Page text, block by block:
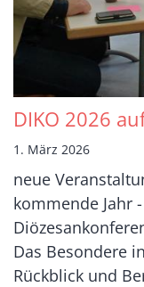
DIKO 2026
1. März 2026
neue
kommende Jahr
Das Besondere
Rückblick und